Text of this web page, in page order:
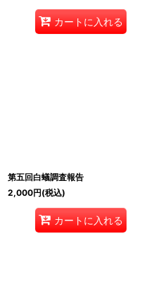
カートに入れる
第五回白蟻調査報告
2,000円(税込)
カートに入れる